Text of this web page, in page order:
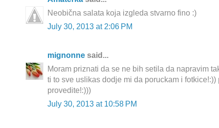
Neobična salata koja izgleda stvarno fino :)
July 30, 2013 at 2:06 PM
mignonne said...
Moram priznati da se ne bih setila da napravim
ti to sve uslikas dodje mi da poruckam i
provedite!:)))
July 30, 2013 at 10:58 PM